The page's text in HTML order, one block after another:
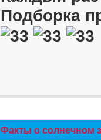
Подборка
Факты о солнечном